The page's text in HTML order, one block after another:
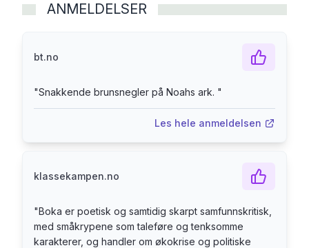
sinnrikt utrustet vivarium. På et hav av druknede
snegler, skrukketroll og saksedyr til både med-
og motspillere i et filosofisk sørgespill mellom
mennesket i naturen og naturen i mennesket.
et lesedrama som nærmer seg samtiden ved å
lytte til fortiden, og til alt det som om kort tid
Øystein Nesheim.
ANMELDELSER
bt.no
"Snakkende brunsnegler på Noahs ark. "
Les hele anmeldelsen
klassekampen.no
"Boka er poetisk og samtidig skarpt samfunnskritisk,
med småkrypene som taleføre og tenksomme
karakterer, og handler om økokrise og politiske